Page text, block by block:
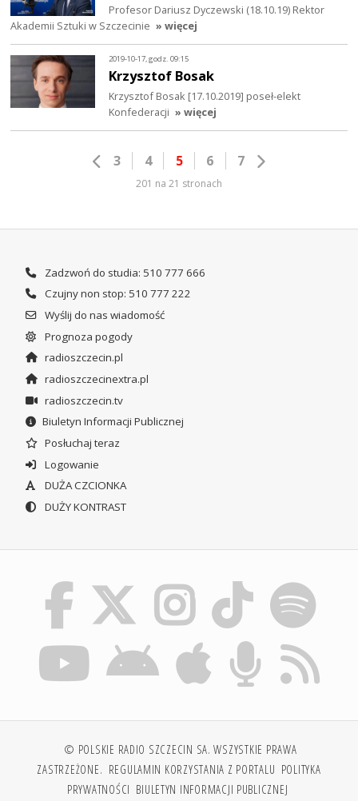
Profesor Dariusz Dyczewski (18.10.19) Rektor
Akademii Sztuki w Szczecinie » więcej
2019-10-17, godz. 09:15
Krzysztof Bosak
Krzysztof Bosak [17.10.2019] poseł-elekt
Konfederacji » więcej
3 4 5 6 7
201 na 21 stronach
Zadzwoń do studia: 510 777 666
Czujny non stop: 510 777 222
Wyślij do nas wiadomość
Prognoza pogody
radioszczecin.pl
radioszczecinextra.pl
radioszczecin.tv
Biuletyn Informacji Publicznej
Posłuchaj teraz
Logowanie
DUŻA CZCIONKA
DUŻY KONTRAST
© POLSKIE RADIO SZCZECIN SA. WSZYSTKIE PRAWA
ZASTRZEŻONE. REGULAMIN KORZYSTANIA Z PORTALU POLITYKA
PRYWATNOŚCI BIULETYN INFORMACJI PUBLICZNEJ